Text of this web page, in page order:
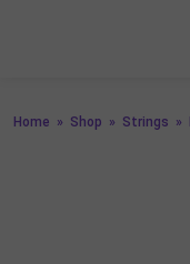
Home » Shop » Strings »